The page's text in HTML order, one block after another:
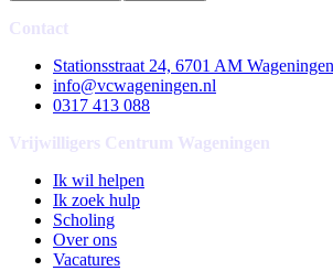
Contact
Stationsstraat 24, 6701 AM
info@vcwageningen.nl
0317 413 088
Vrijwilligers Centrum Wageningen
Ik wil helpen
Ik zoek hulp
Scholing
Over ons
Vacatures